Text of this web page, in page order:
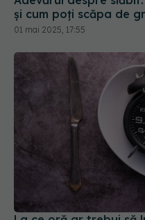
01 mai 2025, 17:55
La ce oră ar trebui să
19 noi 2025, 20:56